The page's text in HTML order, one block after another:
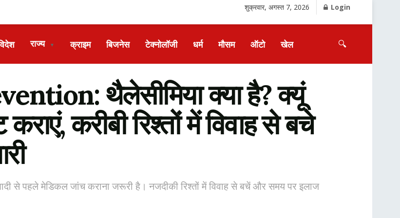
शुक्रवार, अगस्त 7, 2026 Login
राज्य ▼ क्राइम बिजनेस टेक्नोलॉजी धर्म मौसम ऑटो खेल 🔍
थैलेसीमिया क्या है? क्यूं
करीबी रिश्तों में विवाह से बचे
से पहले मेडिकल जांच कराना जरूरी है। नजदीकी रिश्तों में विवाह से बचें और समय पर इलाज